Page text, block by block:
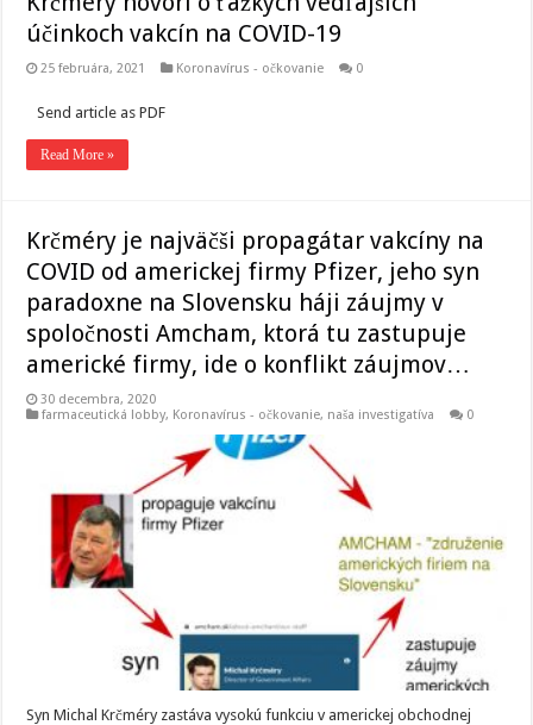
účinkoch vakcín na COVID-19
25 februára, 2021 Koronavírus - očkovanie 0
Send article as PDF
Read More »
Krčméry je najväčši propagátar vakcíny na
COVID od americkej firmy Pfizer, jeho syn
paradoxne na Slovensku háji záujmy v
spoločnosti Amcham, ktorá tu zastupuje
americké firmy, ide o konflikt záujmov…
30 decembra, 2020
farmaceutická lobby, Koronavírus - očkovanie, naša investigatíva 0
Syn Michal Krčméry zastáva vysokú funkciu v americkej obchodnej